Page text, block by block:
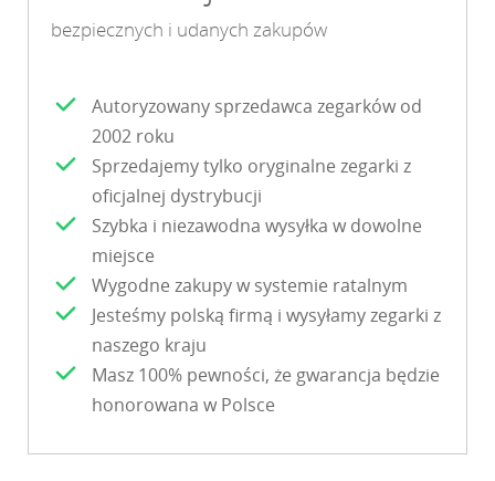
bezpiecznych i udanych zakupów
Autoryzowany sprzedawca zegarków od
2002 roku
Sprzedajemy tylko oryginalne zegarki z
oficjalnej dystrybucji
Szybka i niezawodna wysyłka w dowolne
miejsce
Wygodne zakupy w systemie ratalnym
Jesteśmy polską firmą i wysyłamy zegarki z
naszego kraju
Masz 100% pewności, że gwarancja będzie
honorowana w Polsce